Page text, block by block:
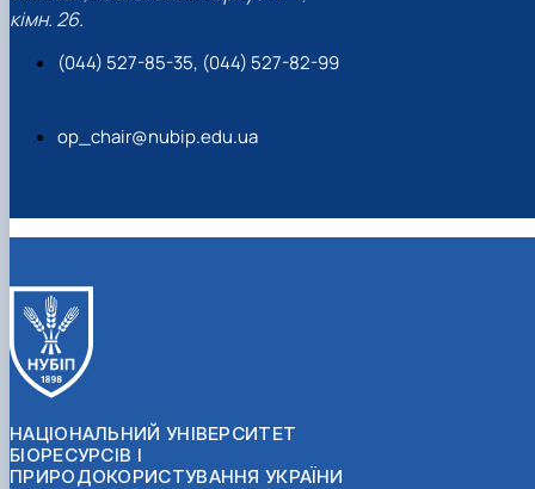
кімн. 26.
(044) 527-85-35, (044) 527-82-99
op_chair@nubip.edu.ua
НАЦІОНАЛЬНИЙ УНІВЕРСИТЕТ
БІОРЕСУРСІВ І
ПРИРОДОКОРИСТУВАННЯ УКРАЇНИ